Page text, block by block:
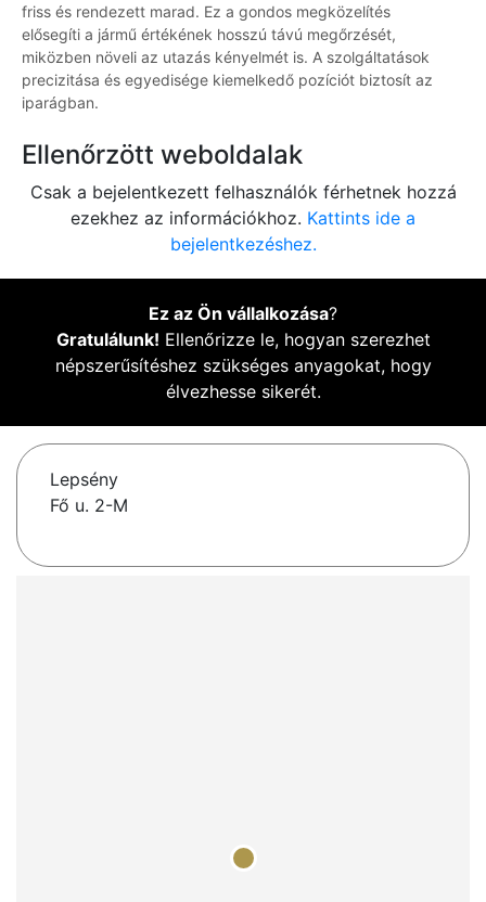
friss és rendezett marad. Ez a gondos megközelítés
elősegíti a jármű értékének hosszú távú megőrzését,
miközben növeli az utazás kényelmét is. A szolgáltatások
precizitása és egyedisége kiemelkedő pozíciót biztosít az
iparágban.
Ellenőrzött weboldalak
Csak a bejelentkezett felhasználók férhetnek hozzá
ezekhez az információkhoz. Kattints ide a
bejelentkezéshez.
Ez az Ön vállalkozása?
Gratulálunk! Ellenőrizze le, hogyan szerezhet
népszerűsítéshez szükséges anyagokat, hogy
élvezhesse sikerét.
Lepsény
Fő u. 2-M